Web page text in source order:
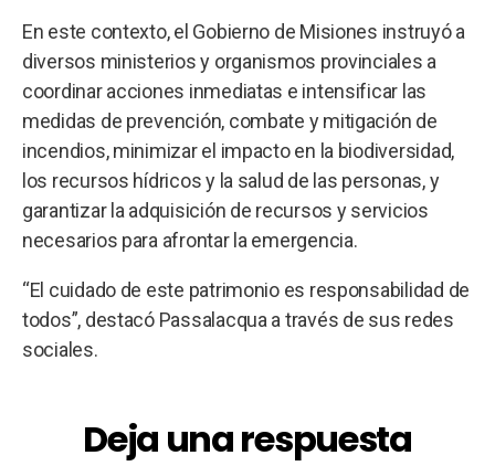
En este contexto, el Gobierno de Misiones instruyó a
diversos ministerios y organismos provinciales a
coordinar acciones inmediatas e intensificar las
medidas de prevención, combate y mitigación de
incendios, minimizar el impacto en la biodiversidad,
los recursos hídricos y la salud de las personas, y
garantizar la adquisición de recursos y servicios
necesarios para afrontar la emergencia.
“El cuidado de este patrimonio es responsabilidad de
todos”, destacó Passalacqua a través de sus redes
sociales.
Deja una respuesta